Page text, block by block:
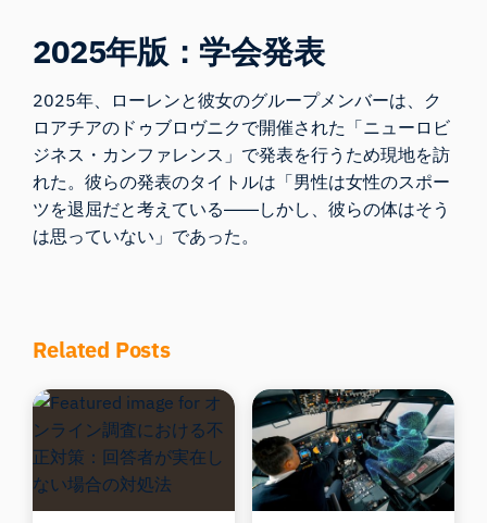
2025年版：学会発表
2025年、ローレンと彼女のグループメンバーは、ク
ロアチアのドゥブロヴニクで開催された「ニューロビ
ジネス・カンファレンス」で発表を行うため現地を訪
れた。彼らの発表のタイトルは「男性は女性のスポー
ツを退屈だと考えている――しかし、彼らの体はそう
は思っていない」であった。
Related Posts